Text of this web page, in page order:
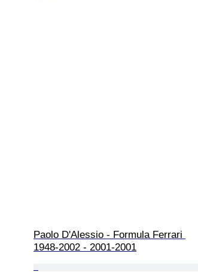
Paolo D'Alessio - Formula Ferrari
1948-2002 - 2001-2001